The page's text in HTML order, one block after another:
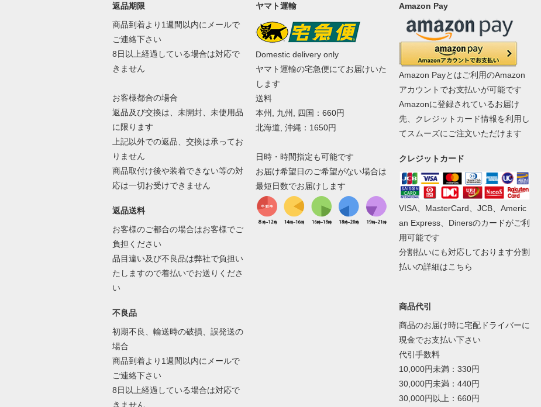
返品期限
商品到着より1週間以内にメールで
ご連絡下さい
8日以上経過している場合は対応で
きません
お客様都合の場合
返品及び交換は、未開封、未使用品
に限ります
上記以外での返品、交換は承ってお
りません
商品取付け後や装着できない等の対
応は一切お受けできません
返品送料
お客様のご都合の場合はお客様でご
負担ください
品目違い及び不良品は弊社で負担い
たしますので着払いでお送りくださ
い
不良品
初期不良、輸送時の破損、誤発送の
場合
商品到着より1週間以内にメールで
ご連絡下さい
8日以上経過している場合は対応で
きません
ヤマト運輸
Domestic delivery only
ヤマト運輸の宅急便にてお届けいた
します
送料
本州, 九州, 四国：660円
北海道, 沖縄：1650円
日時・時間指定も可能です
お届け希望日のご希望がない場合は
最短日数でお届けします
Amazon Pay
Amazon Payとはご利用のAmazon
アカウントでお支払いが可能です
Amazonに登録されているお届け
先、クレジットカード情報を利用し
てスムーズにご注文いただけます
クレジットカード
VISA、MasterCard、JCB、Americ
an Express、Dinersのカードがご利
用可能です
分割払いにも対応しております分割
払いの詳細はこちら
商品代引
商品のお届け時に宅配ドライバーに
現金でお支払い下さい
代引手数料
10,000円未満：330円
30,000円未満：440円
30,000円以上：660円